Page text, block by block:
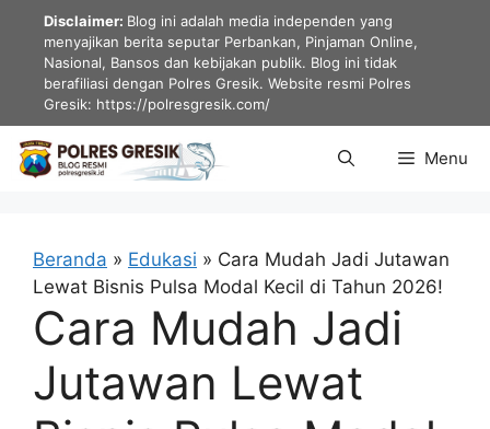
LangsungDisclaimer: Blog ini adalah media independen yang
menyajikan berita seputar Perbankan, Pinjaman Online,
Nasional, Bansos dan kebijakan publik. Blog ini tidak
berafiliasi dengan Polres Gresik. Website resmi Polres
Gresik: https://polresgresik.com/
Menu
Beranda » Edukasi » Cara Mudah Jadi Jutawan
Lewat Bisnis Pulsa Modal Kecil di Tahun 2026!
Cara Mudah Jadi
Jutawan Lewat